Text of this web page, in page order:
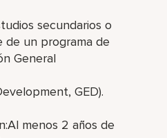
secundarios o
de un programa de
General
GED).
menos 2 años de